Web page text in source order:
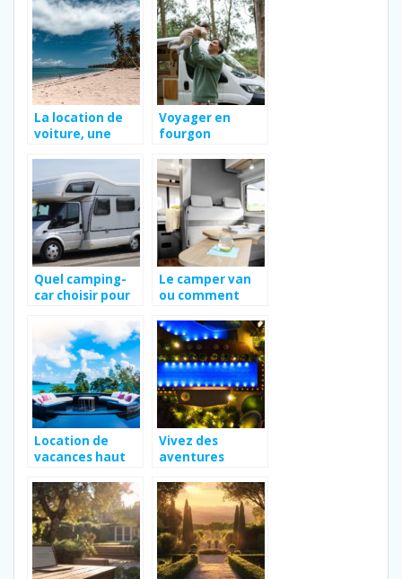
connaître
absolument ?
La location de
voiture, une
Guadeloupe
Voyager en
fourgon
ce que vous
devez savoir
Quel camping-
car choisir pour
Le camper van
ou comment
mobilite et
confort pour vos
excursions et
vos vacances au
long cours
Location de
vacances haut
decouvrez les
avantages
Vivez des
aventures
famille : les lieux
à visiter en
Normandie